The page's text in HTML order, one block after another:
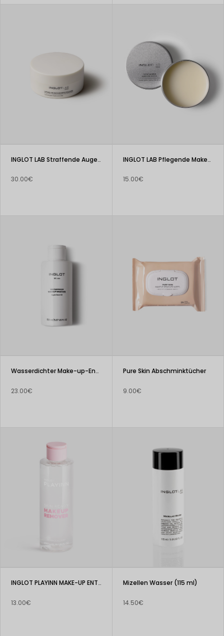
INGLOT LAB Straffende Augenpads mit Kollagen
30.00€
INGLOT LAB Pflegende Make-up-Entferner-Butter
15.00€
Wasserdichter Make-up-Entferner
23.00€
Pure Skin Abschminktücher
9.00€
INGLOT PLAYINN MAKE-UP ENTFERNER SKIN READY
13.00€
Mizellen Wasser (115 ml)
14.50€